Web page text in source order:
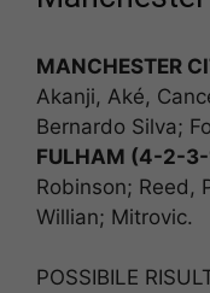
MANCHESTER
Akanji, Aké,
Bernardo Silva;
FULHAM (4-2-3-
Robinson; Reed,
Willian; Mitrovic.
POSSIBILE